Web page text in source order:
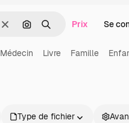
EffacerRechercher par image
Rechercher
Prix Se
Médecin Livre Famille
Type de fichier